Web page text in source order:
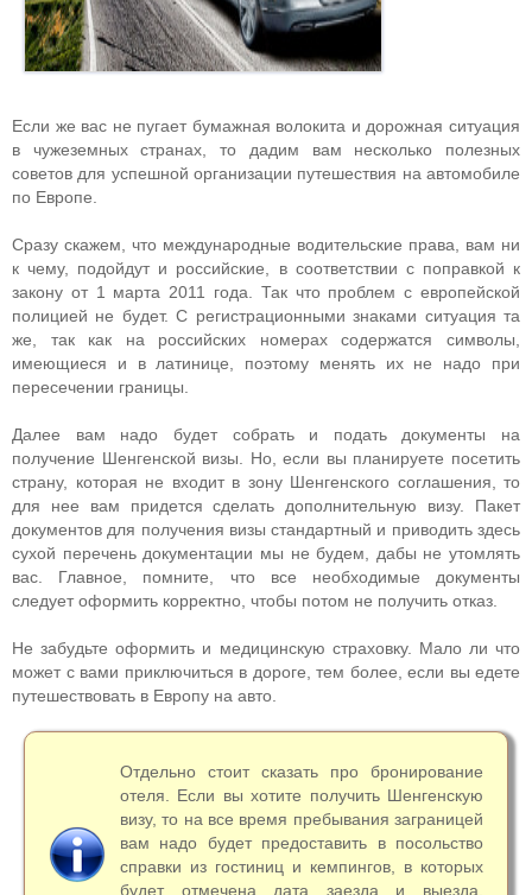
Если же вас не пугает бумажная волокита и дорожная ситуация
в чужеземных странах, то дадим вам несколько полезных
советов для успешной организации путешествия на автомобиле
по Европе.
Сразу скажем, что международные водительские права, вам ни
к чему, подойдут и российские, в соответствии с поправкой к
закону от 1 марта 2011 года. Так что проблем с европейской
полицией не будет. С регистрационными знаками ситуация та
же, так как на российских номерах содержатся символы,
имеющиеся и в латинице, поэтому менять их не надо при
пересечении границы.
Далее вам надо будет собрать и подать документы на
получение Шенгенской визы. Но, если вы планируете посетить
страну, которая не входит в зону Шенгенского соглашения, то
для нее вам придется сделать дополнительную визу. Пакет
документов для получения визы стандартный и приводить здесь
сухой перечень документации мы не будем, дабы не утомлять
вас. Главное, помните, что все необходимые документы
следует оформить корректно, чтобы потом не получить отказ.
Не забудьте оформить и медицинскую страховку. Мало ли что
может с вами приключиться в дороге, тем более, если вы едете
путешествовать в Европу на авто.
Отдельно стоит сказать про бронирование
отеля. Если вы хотите получить Шенгенскую
визу, то на все время пребывания заграницей
вам надо будет предоставить в посольство
справки из гостиниц и кемпингов, в которых
будет отмечена дата заезда и выезда,